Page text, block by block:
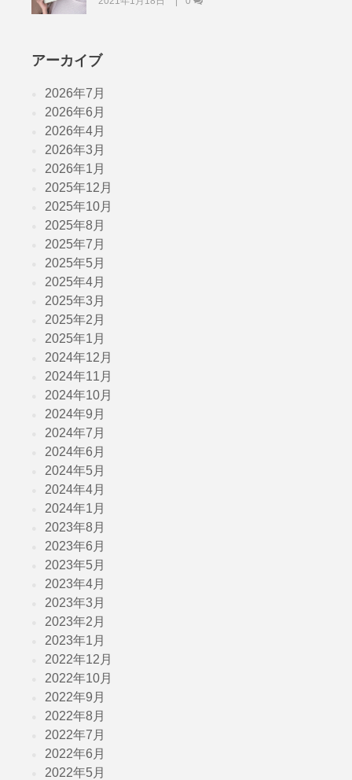
アーカイブ
2026年7月
2026年6月
2026年4月
2026年3月
2026年1月
2025年12月
2025年10月
2025年8月
2025年7月
2025年5月
2025年4月
2025年3月
2025年2月
2025年1月
2024年12月
2024年11月
2024年10月
2024年9月
2024年7月
2024年6月
2024年5月
2024年4月
2024年1月
2023年8月
2023年6月
2023年5月
2023年4月
2023年3月
2023年2月
2023年1月
2022年12月
2022年10月
2022年9月
2022年8月
2022年7月
2022年6月
2022年5月